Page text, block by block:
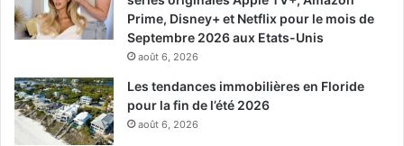
mais lorsque le cirque envisage une nouvelle aventure,
Dumbo et ses amis découvrent de sombres secrets sous
son vernis brillant.
Un film de Tim Burton avec Eva Green, Colin Farrell,
Michael Keaton.
Prime, Disney+ et Netflix pour le mois de
Septembre 2026 aux Etats-Unis
août 6, 2026
Les tendances immobilières en Floride
pour la fin de l’été 2026
août 6, 2026